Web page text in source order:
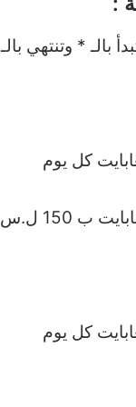
بالـ * وتنتهي